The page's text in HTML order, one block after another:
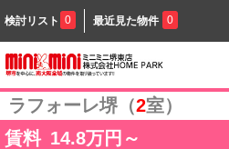
検討リスト 0 最近見た物件 0
ラフォーレ堺（2室）
賃料 14.8万円～